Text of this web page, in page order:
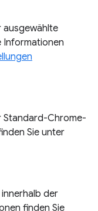
ausgewählte
Informationen
Standard-Chrome-
Sie unter
der
finden Sie